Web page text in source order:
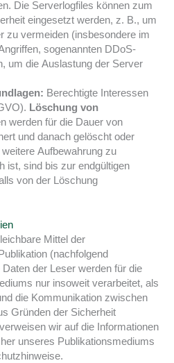
Die Serverlogfiles können zum
eingesetzt werden, z. B., um
zu vermeiden (insbesondere im
sogenannten DDoS-
um die Auslastung der Server
Berechtigte Interessen
Löschung von
werden für die Dauer von
und danach gelöscht oder
Aufbewahrung zu
ist, sind bis zur endgültigen
von der Löschung
Mittel der
(nachfolgend
der Leser werden für die
nur insoweit verarbeitet, als
die Kommunikation zwischen
Gründen der Sicherheit
wir auf die Informationen
unseres Publikationsmediums